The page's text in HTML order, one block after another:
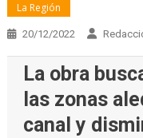
La Región
20/12/2022
La obra
las zonas
canal y